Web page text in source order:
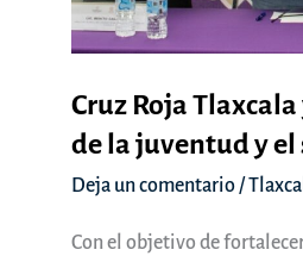
Cruz Roja
de la juventud y
Deja un comentario/
Con el objetivo de